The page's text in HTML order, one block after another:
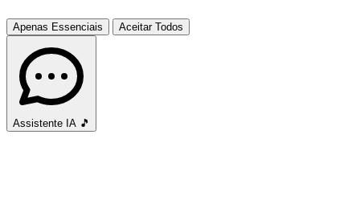
Apenas Essenciais Aceitar Todos
Assistente IA 🎵